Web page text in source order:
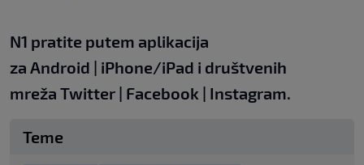
N1 pratite putem aplikacija
za Android | iPhone/iPad i društvenih
mreža Twitter | Facebook | Instagram.
Teme